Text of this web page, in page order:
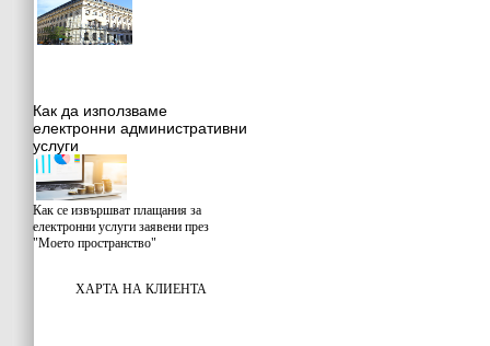
Как да използваме
електронни административни
услуги
Как се извършват плащания за
електронни услуги заявени през
"Моето пространство"
ХАРТА НА КЛИЕНТА